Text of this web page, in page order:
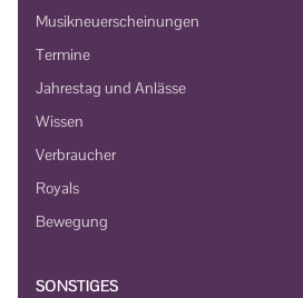
Musikneuerscheinungen
Termine
Jahrestag und Anlässe
Wissen
Verbraucher
Royals
Bewegung
SONSTIGES